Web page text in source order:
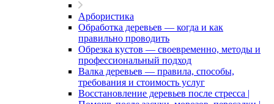
Арбористика
Обработка деревьев — когда и как
правильно проводить
Обрезка кустов — своевременно, методы и
профессиональный подход
Валка деревьев — правила, способы,
требования и стоимость услуг
Восстановление деревьев после стресса |